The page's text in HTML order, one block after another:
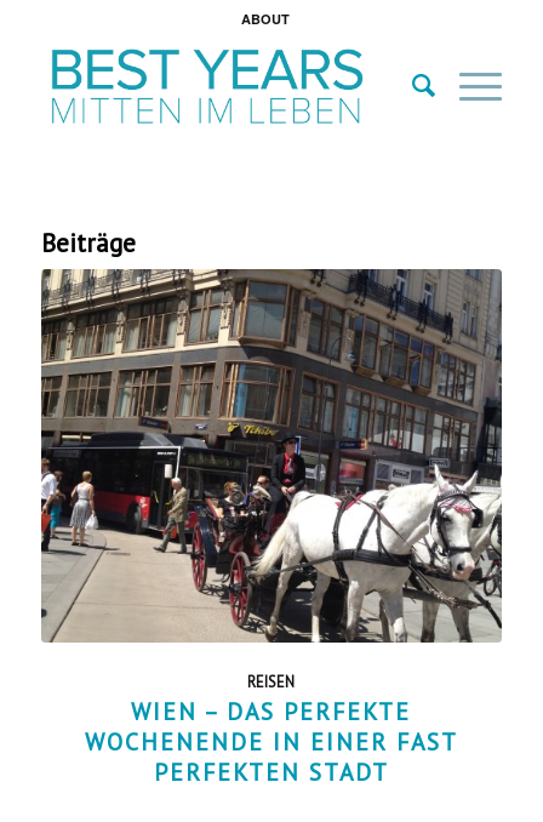
ABOUT
Beiträge
REISEN
WIEN – DAS PERFEKTE
WOCHENENDE IN EINER FAST
PERFEKTEN STADT